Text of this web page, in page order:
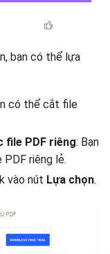
bạn có thể lựa
có thể cắt file
file PDF riêng: Bạn
riêng lẻ.
vào nút Lựa chọn.